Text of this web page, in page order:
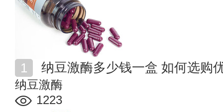
纳豆激酶多少钱一盒 如何选购
纳豆激酶
1223